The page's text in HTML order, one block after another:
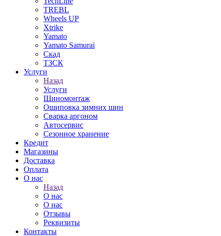
TREBL
Wheels UP
Xtrike
Yamato
Yamato Samurai
Скад
ТЗСК
Услуги
Назад
Услуги
Шиномонтаж
Ошиповка зимних шин
Сварка аргоном
Автосервис
Сезонное хранение
Кредит
Магазины
Доставка
Оплата
О нас
Назад
О нас
О нас
Отзывы
Реквизиты
Контакты